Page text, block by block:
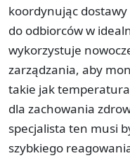
koordynując dostawy
do odbiorców w
wykorzystuje
zarządzania, aby
takie jak
dla zachowania
specjalista ten musi
szybkiego